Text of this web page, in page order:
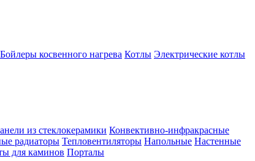
Бойлеры косвенного нагрева Котлы Электрические котлы
из стеклокерамики Конвективно-инфракрасные
радиаторы Тепловентиляторы Напольные Настенные
для каминов Порталы